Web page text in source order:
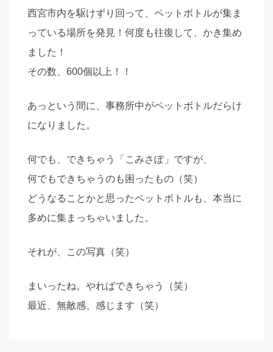
西宮市内を駆けずり回って、ペットボトルが集ま
っている場所を発見！何度も往復して、かき集め
ました！
その数、600個以上！！
あっという間に、事務所中がペットボトルだらけ
になりました。
何でも、できちゃう「こみさぽ」ですが、
何でもできちゃうのも困ったもの（笑）
どうなることかと思ったペットボトルも、本当に
多めに集まっちゃいました。
それが、この写真（笑）
まいったね。やればできちゃう（笑）
最近、無敵感、感じます（笑）